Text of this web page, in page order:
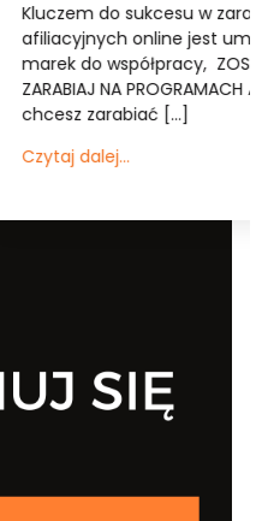
na programach
dobierania
WYDAWCĄ I
Jeśli